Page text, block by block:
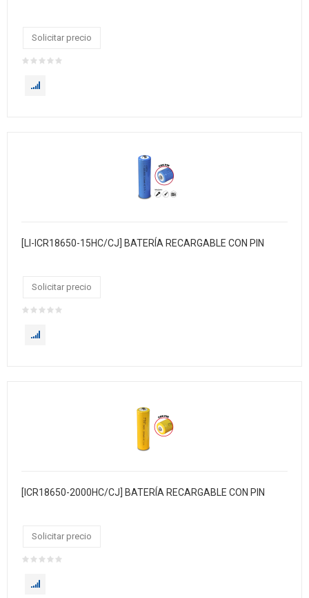
Solicitar precio
[LI-ICR18650-15HC/CJ] BATERÍA RECARGABLE CON PIN
Solicitar precio
[ICR18650-2000HC/CJ] BATERÍA RECARGABLE CON PIN
Solicitar precio